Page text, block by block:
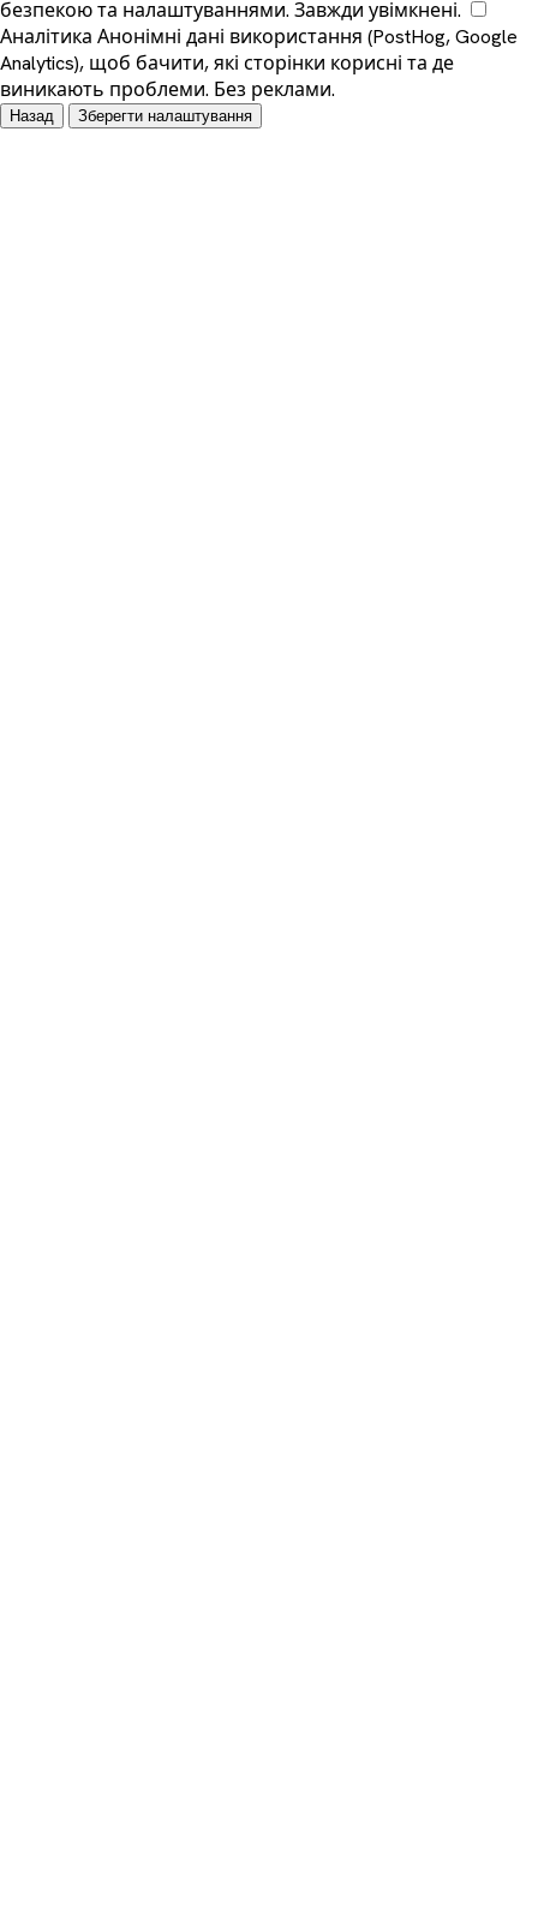
безпекою та налаштуваннями. Завжди увімкнені.
Аналітика Анонімні дані використання (PostHog, Google
Analytics), щоб бачити, які сторінки корисні та де
виникають проблеми. Без реклами.
Назад Зберегти налаштування